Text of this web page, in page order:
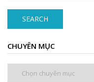
SEARCH
CHUYÊN MỤC